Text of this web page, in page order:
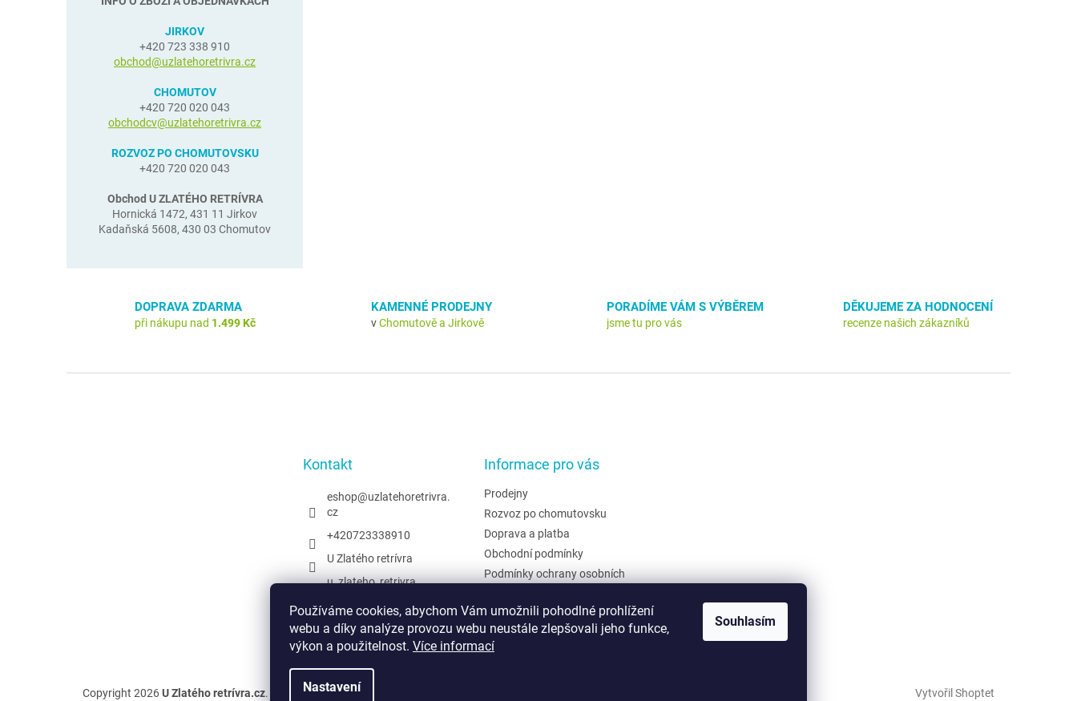
Používáme cookies, abychom Vám umožnili pohodlné prohlížení
webu a díky analýze provozu webu neustále zlepšovali jeho funkce,
výkon a použitelnost. Více informací
Nastavení
Souhlasím
JIRKOV
+420 723 338 910
obchod@uzlatehoretrivra.cz
CHOMUTOV
+420 720 020 043
obchodcv@uzlatehoretrivra.cz
ROZVOZ PO CHOMUTOVSKU
+420 720 020 043
Obchod U ZLATÉHO RETRÍVRA
Hornická 1472, 431 11 Jirkov
Kadaňská 5608, 430 03 Chomutov
DOPRAVA ZDARMA
při nákupu nad 1.499 Kč
KAMENNÉ PRODEJNY
vChomutově a Jirkově
PORADÍME VÁM S VÝBĚREM
jsme tu pro vás
DĚKUJEME ZA HODNOCENÍ
recenze našich zákazníků
Kontakt
eshop@uzlatehoretrivra.
cz
+420723338910
U Zlatého retrívra
u_zlateho_retrivra
@uzlatehoretrivra
Informace pro vás
Prodejny
Rozvoz po chomutovsku
Doprava a platba
Obchodní podmínky
Podmínky ochrany osobních
Hodnocení obchodu
Moje objednávka
Vytvořil Shoptet
Copyright 2026U Zlatého retrívra.cz. Všechna práva vyhrazena.